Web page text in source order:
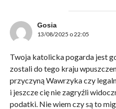
Gosia
13/08/2025 o 22:05
Twoja katolicka pogarda jest
zostali do tego kraju
przyczyną Wawrzyka czy
i jeszcze cię nie zagryźli
podatki. Nie wiem czy są to